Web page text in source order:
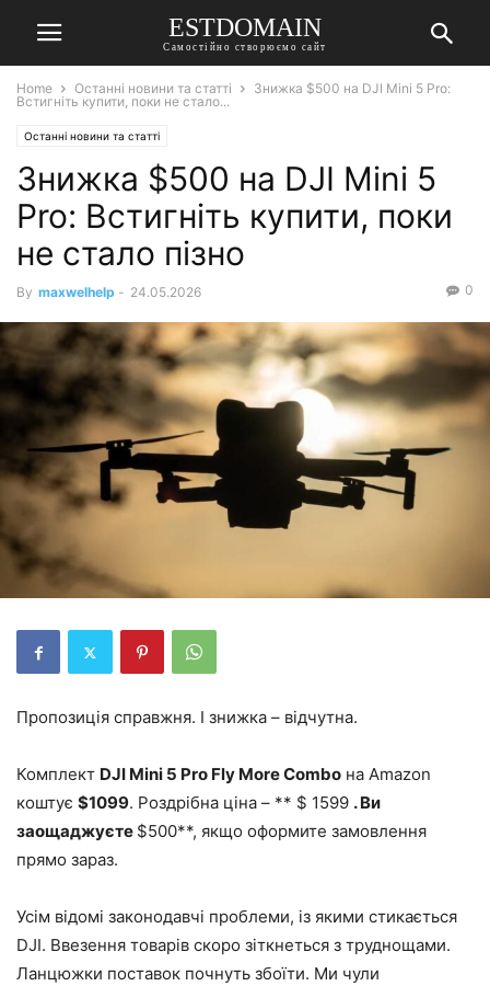
ESTDOMAIN
Самостійно створюємо сайт
Home Останні новини та статті
Знижка $500 на DJI Mini 5 Pro:
Встигніть купити, поки не стало...
Останні новини та статті
Знижка $500 на DJI Mini 5
Pro: Встигніть купити, поки
не стало пізно
By maxwelhelp - 24.05.2026 0
Пропозиція справжня. І знижка – відчутна.
Комплект DJI Mini 5 Pro Fly More Combo на Amazon
коштує $1099. Роздрібна ціна – ** $ 1599 . Ви
заощаджуєте $500**, якщо оформите замовлення
прямо зараз.
Усім відомі законодавчі проблеми, із якими стикається
DJI. Ввезення товарів скоро зіткнеться з труднощами.
Ланцюжки поставок почнуть збоїти. Ми чули